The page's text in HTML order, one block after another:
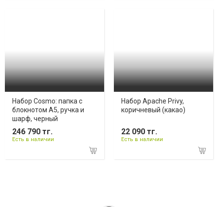
Набор Cosmo: папка с
блокнотом А5, ручка и
шарф, черный
246 790 тг.
Есть в наличии
Набор Apache Privy,
коричневый (какао)
22 090 тг.
Есть в наличии